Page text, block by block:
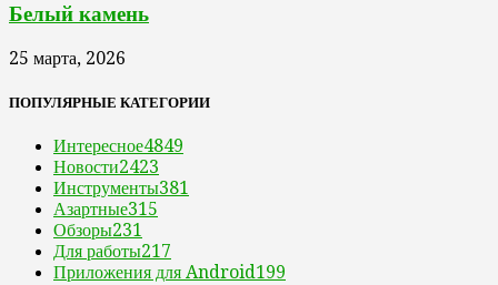
Белый камень
25 марта, 2026
ПОПУЛЯРНЫЕ КАТЕГОРИИ
Интересное4849
Новости2423
Инструменты381
Азартные315
Обзоры231
Для работы217
Приложения для Android199